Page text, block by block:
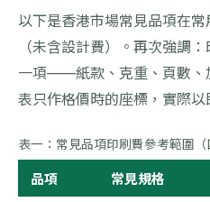
以下是香港市場常見品項在常
（未含設計費）。再次強調
一項——紙款、克重、頁數
表只作格價時的座標，實際以
表一：常見品項印刷費參考範圍（
品項 常見規格